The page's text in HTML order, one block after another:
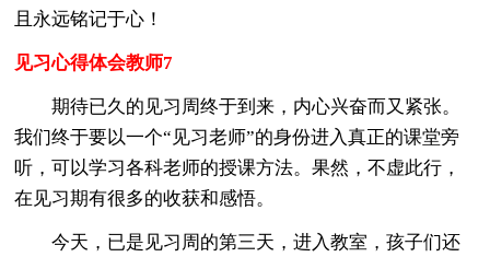
且永远铭记于心！
见习心得体会教师7
期待已久的见习周终于到来，内心兴奋而又紧张。
我们终于要以一个“见习老师”的身份进入真正的课堂旁
听，可以学习各科老师的授课方法。果然，不虚此行，
在见习期有很多的收获和感悟。
今天，已是见习周的第三天，进入教室，孩子们还